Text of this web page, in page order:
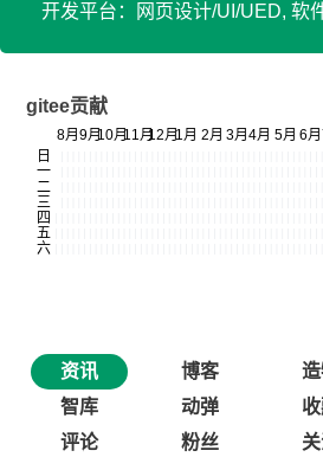
开发平台：网页设计/UI/UED, 软
gitee贡献
资讯 博客
智库
动弹
评论
粉丝